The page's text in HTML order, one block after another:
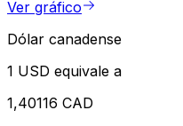
Ver gráfico
Dólar canadense
1 USD equivale a
1,40116 CAD